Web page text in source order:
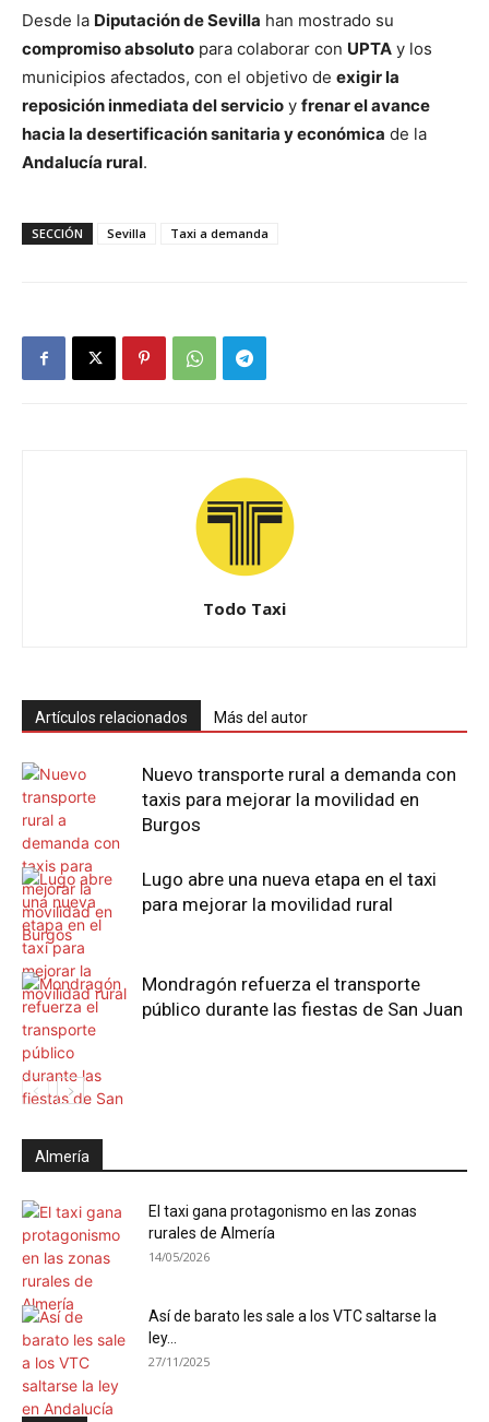
Desde la Diputación de Sevilla han mostrado su
compromiso absoluto para colaborar con UPTA y los
municipios afectados, con el objetivo de exigir la
reposición inmediata del servicio y frenar el avance
hacia la desertificación sanitaria y económica de la
Andalucía rural.
SECCIÓN Sevilla Taxi a demanda
Todo Taxi
Artículos relacionados Más del autor
Nuevo transporte rural a demanda con
taxis para mejorar la movilidad en
Burgos
Lugo abre una nueva etapa en el taxi
para mejorar la movilidad rural
Mondragón refuerza el transporte
público durante las fiestas de San Juan
Almería
El taxi gana protagonismo en las zonas
rurales de Almería
14/05/2026
Así de barato les sale a los VTC saltarse la
ley...
27/11/2025